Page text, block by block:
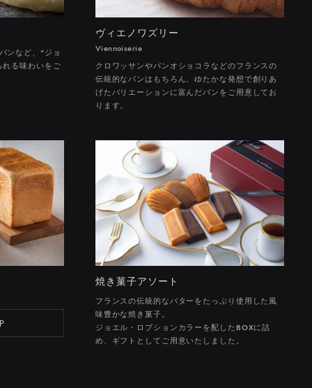
ンなど、"ジョ
る味わいをご
ヴィエノワズリー
Viennoiserie
クロワッサンやパンオショコラなどのフランスの
伝統的なパンはもちろん、ゆたかな発想で創りあ
げたバリエーションに富んだパンをご用意してお
ります。
焼き菓子アソート
フランスの伝統的なバターをたっぷり使用した風
味豊かな焼き菓子。
ジョエル・ロブションカラーを配したBOXに詰
め、ギフトとしてご用意いたしました。